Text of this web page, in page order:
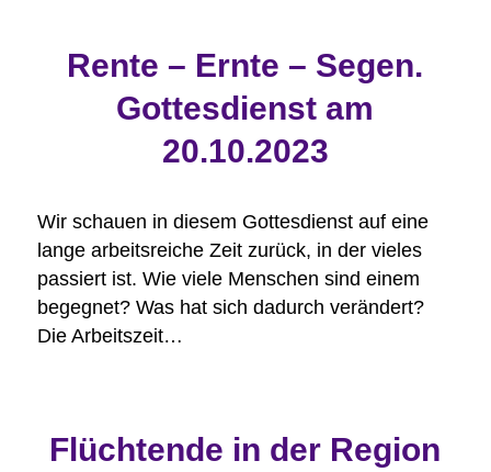
Rente – Ernte – Segen.
Gottesdienst am
20.10.2023
Wir schauen in diesem Gottesdienst auf eine
lange arbeitsreiche Zeit zurück, in der vieles
passiert ist. Wie viele Menschen sind einem
begegnet? Was hat sich dadurch verändert?
Die Arbeitszeit…
Flüchtende in der Region